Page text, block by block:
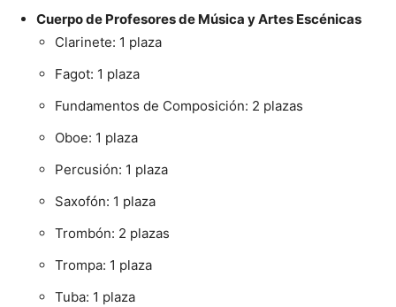
Cuerpo de Profesores de Música y Artes Escénicas
Clarinete: 1 plaza
Fagot: 1 plaza
Fundamentos de Composición: 2 plazas
Oboe: 1 plaza
Percusión: 1 plaza
Saxofón: 1 plaza
Trombón: 2 plazas
Trompa: 1 plaza
Tuba: 1 plaza